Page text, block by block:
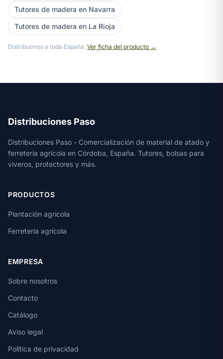
Tutores de madera en Navarra
Tutores de madera en La Rioja
Distribuimos a toda España. Ver ficha del producto →
Distribuciones Paso
Distribuciones Paso - Comercialización de material de atado y
ferretería agrícola en Córdoba, España. Tutores, bolsas para
viveros, protectores y más.
PRODUCTOS
Plantación agrícola
Ferretería agrícola
EMPRESA
Sobre nosotros
Contacto
Catálogo
Aviso legal
Política de privacidad